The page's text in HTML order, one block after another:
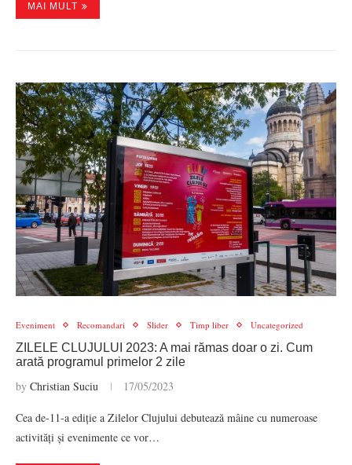
MAI MULT
Eveniment Recomandari Slider Timp liber Uncategorized
ZILELE CLUJULUI 2023: A mai rămas doar o zi. Cum
arată programul primelor 2 zile
by Christian Suciu 17/05/2023
Cea de-11-a ediție a Zilelor Clujului debutează mâine cu numeroase
activități și evenimente ce vor…